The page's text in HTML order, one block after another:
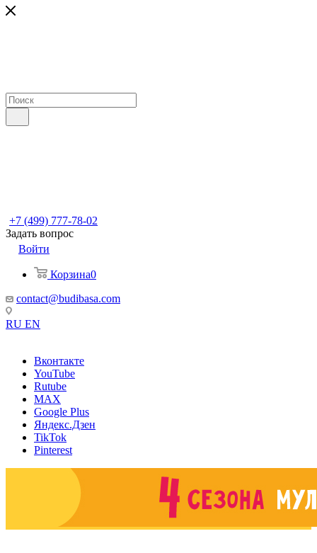
+7 (499) 777-78-02
Задать вопрос
Войти
Корзина0
contact@budibasa.com
RU EN
Вконтакте
YouTube
Rutube
MAX
Google Plus
Яндекс.Дзен
TikTok
Pinterest